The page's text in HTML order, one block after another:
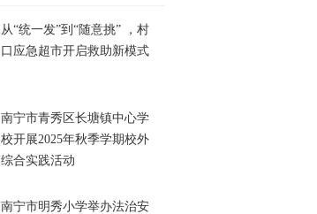
从“统一发”到“随意挑” ，村
口应急超市开启救助新模式
南宁市青秀区长塘镇中心学
校开展2025年秋季学期校外
综合实践活动
南宁市明秀小学举办法治安